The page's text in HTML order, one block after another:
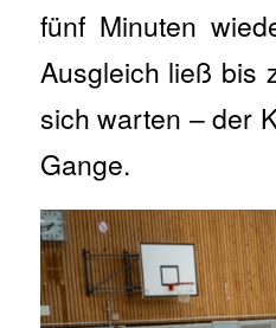
fünf Minuten
Ausgleich ließ bis
sich warten – der
Gange.